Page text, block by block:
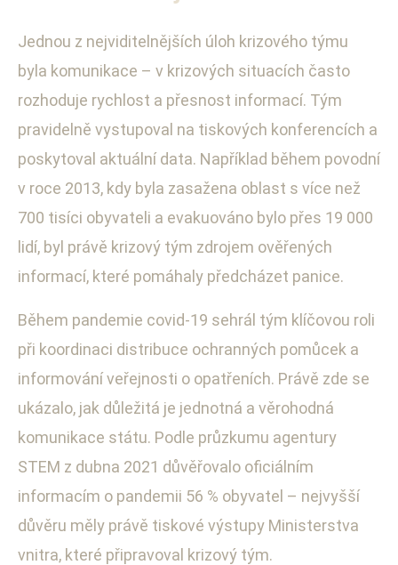
Jednou z nejviditelnějších úloh krizového týmu
byla komunikace – v krizových situacích často
rozhoduje rychlost a přesnost informací. Tým
pravidelně vystupoval na tiskových konferencích a
poskytoval aktuální data. Například během povodní
v roce 2013, kdy byla zasažena oblast s více než
700 tisíci obyvateli a evakuováno bylo přes 19 000
lidí, byl právě krizový tým zdrojem ověřených
informací, které pomáhaly předcházet panice.
Během pandemie covid-19 sehrál tým klíčovou roli
při koordinaci distribuce ochranných pomůcek a
informování veřejnosti o opatřeních. Právě zde se
ukázalo, jak důležitá je jednotná a věrohodná
komunikace státu. Podle průzkumu agentury
STEM z dubna 2021 důvěřovalo oficiálním
informacím o pandemii 56 % obyvatel – nejvyšší
důvěru měly právě tiskové výstupy Ministerstva
vnitra, které připravoval krizový tým.